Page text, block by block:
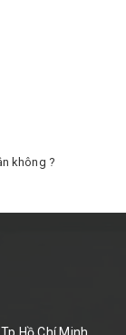
không ?